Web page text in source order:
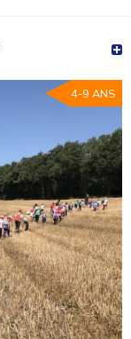
4-9 ANS